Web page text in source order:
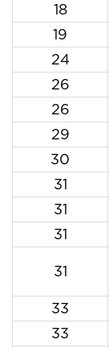
18
19
24
26
26
29
30
31
31
31
31
33
33